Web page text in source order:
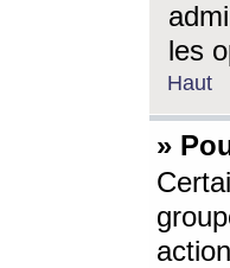
les
Haut
»